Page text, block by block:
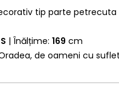
tip parte petrecuta
S | Înălțime:169 cm
de oameni cu